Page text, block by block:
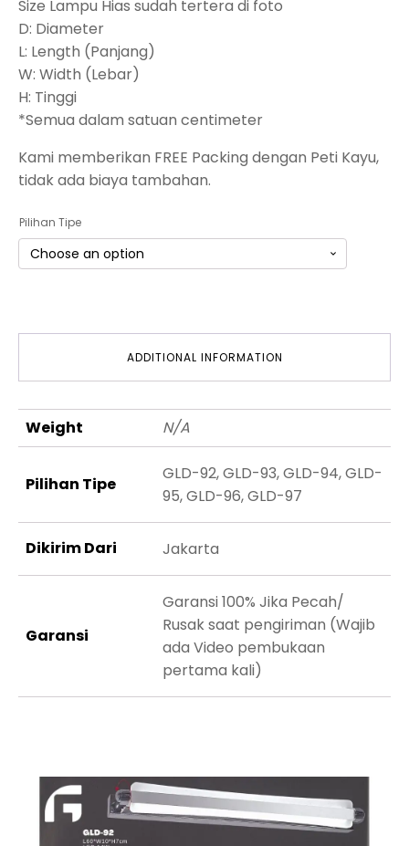
Size Lampu Hias sudah tertera di foto
D: Diameter
L: Length (Panjang)
W: Width (Lebar)
H: Tinggi
*Semua dalam satuan centimeter
Kami memberikan FREE Packing dengan Peti Kayu,
tidak ada biaya tambahan.
Pilihan Tipe
ADDITIONAL INFORMATION
Weight N/A
Pilihan Tipe
GLD-92, GLD-93, GLD-94, GLD-
95, GLD-96, GLD-97
Dikirim Dari Jakarta
Garansi
Garansi 100% Jika Pecah/
Rusak saat pengiriman (Wajib
ada Video pembukaan
pertama kali)